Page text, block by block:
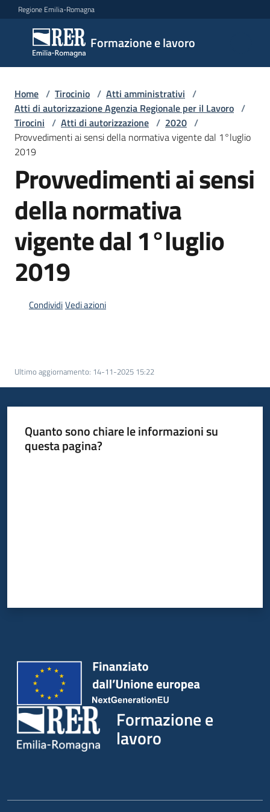
Vai al contenuto
Vai alla navigazione
Vai al footer
Regione Emilia-Romagna
Formazione e lavoro
Formazione
e lavoro
Argomenti
Novità
Servizi
Leggi
Atti
Bandi
Fondo
sociale
Home / Tirocinio / Atti amministrativi /
Atti di autorizzazione Agenzia Regionale per il Lavoro /
Tirocini / Atti di autorizzazione / 2020 /
Provvedimenti ai sensi della normativa vigente dal 1°luglio
2019
Provvedimenti ai sensi
della normativa
vigente dal 1°luglio
2019
CondividiVedi azioni
Ultimo aggiornamento: 14-11-2025 15:22
Quanto sono chiare le informazioni su
questa pagina?
Formazione e
lavoro